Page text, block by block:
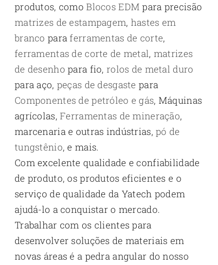
produtos, comoBlocos EDM para precisão
matrizes de estampagem, hastes em
branco paraferramentas de corte,
ferramentas de corte de metal, matrizes
de desenho para fio, rolos de metal duro
para aço, peças de desgaste para
Componentes de petróleo e gás, Máquinas
agrícolas,Ferramentas de mineração,
marcenaria e outras indústrias,pó de
tungstênio, e mais.
Com excelente qualidade e confiabilidade
de produto, os produtos eficientes e o
serviço de qualidade da Yatech podem
ajudá-lo a conquistar o mercado.
Trabalhar com os clientes para
desenvolver soluções de materiais em
novas áreas é a pedra angular do nosso